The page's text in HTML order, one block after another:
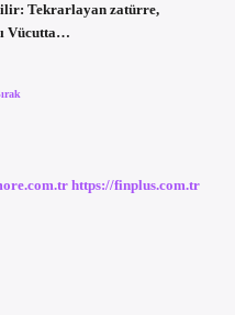
Tekrarlayan zatürre,
Vücutta…
https://finplus.com.tr